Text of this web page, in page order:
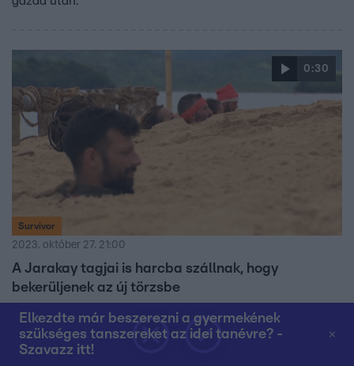
Elkezdte már beszerezni a gyermekének
szükséges tanszereket az idei tanévre? -
Szavazz itt!
0:30
Survivor
2023. október 27. 21:00
A Jarakay tagjai is harcba szállnak, hogy
bekerüljenek az új törzsbe
Az egykori buhawis versenyzők után a pirosak is
szembenéznek az akadályokkal, hogy a Sama-Sama törzs
tagjai lehessenek. Vajon ki lesz az az egy, aki a Holtak